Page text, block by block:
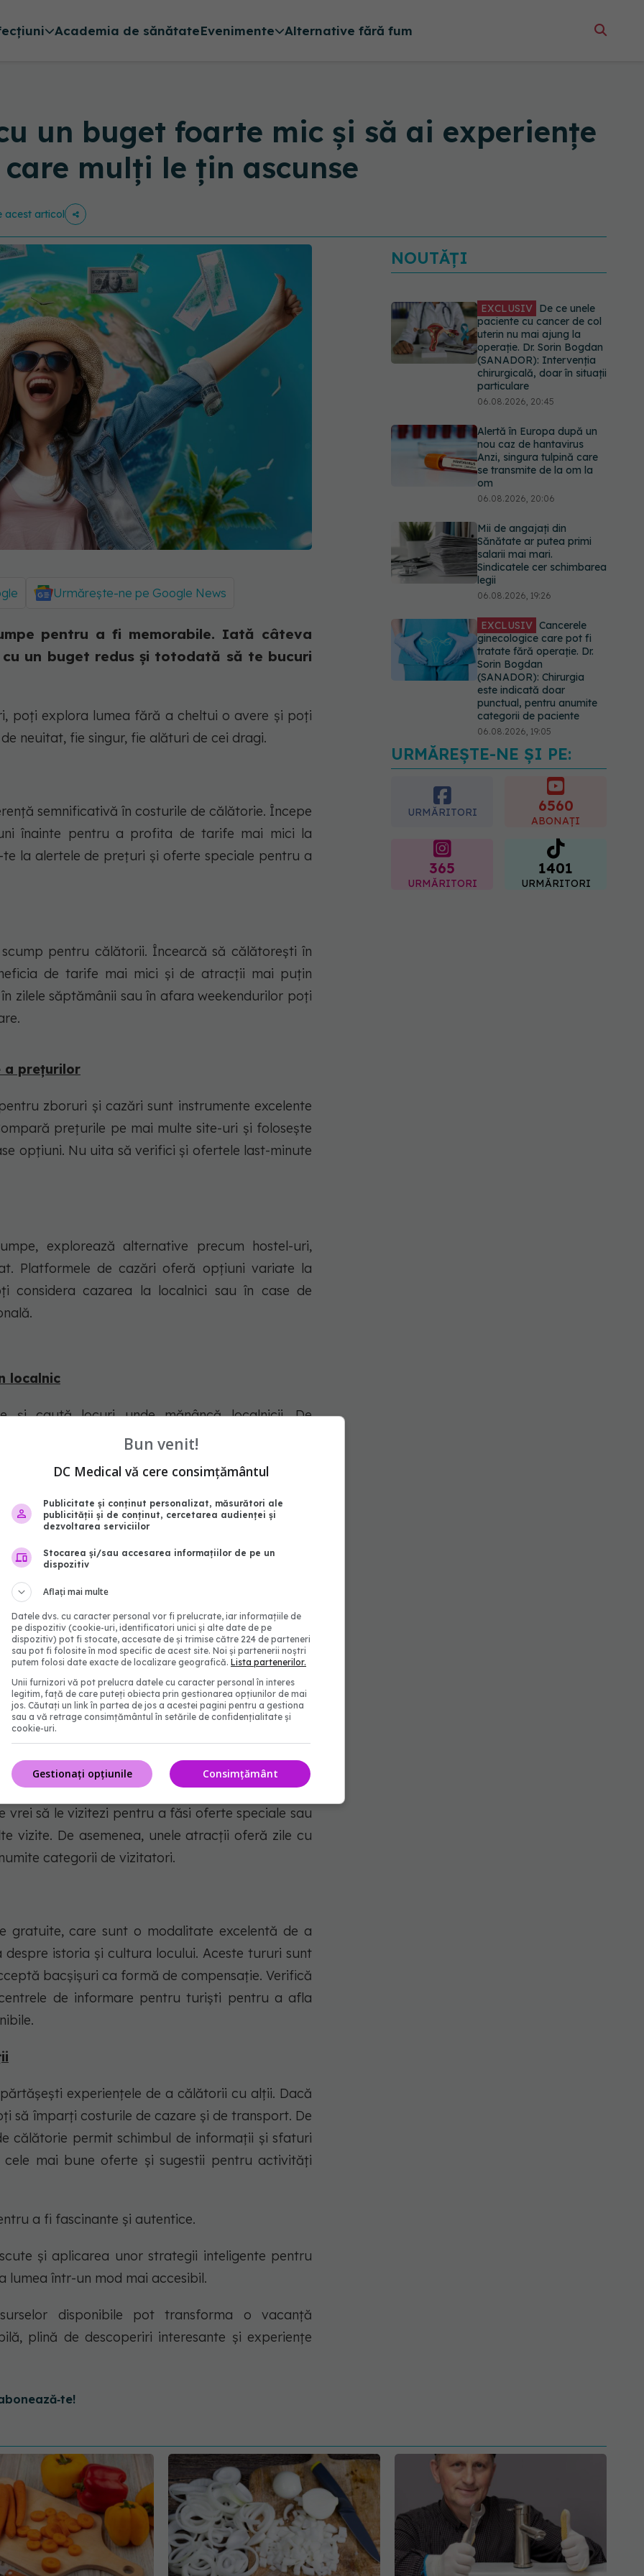
Academia de sănătateEvenimente Alternative fără fum
un buget foarte mic și să ai experiențe
mulți le țin ascunse
acest articol
Urmărește-ne pe Google News
pentru a fi memorabile. Iată câteva
un buget redus și totodată să te bucuri
poți explora lumea fără a cheltui o avere și poți
neuitat, fie singur, fie alături de cei dragi.
semnificativă în costurile de călătorie. Începe
înainte pentru a profita de tarife mai mici la
la alertele de prețuri și oferte speciale pentru a
pentru călătorii. Încearcă să călătorești în
de tarife mai mici și de atracții mai puțin
zilele săptămânii sau în afara weekendurilor poți
a prețurilor
zboruri și cazări sunt instrumente excelente
prețurile pe mai multe site-uri și folosește
opțiuni. Nu uita să verifici și ofertele last-minute
explorează alternative precum hostel-uri,
Platformele de cazări oferă opțiuni variate la
considera cazarea la localnici sau în case de
localnic
și caută locuri unde mănâncă localnicii. De
localnic, dacă există astfel de posibilități. Piețele
mici sunt adesea mai ieftine și oferă preparate
pentru street food care sunt nu doar ieftine, dar
auto, folosește transportul public local.
sau chiar metrou care sunt mult mai
De asemenea, verifică dacă există opțiuni de
oferă reduceri sau bilete combinate pentru
în avans
achiziționezi biletele online în avans. Verifică
să le vizitezi pentru a făsi oferte speciale sau
vizite. De asemenea, unele atracții oferă zile cu
categorii de vizitatori.
gratuite, care sunt o modalitate excelentă de a
istoria și cultura locului. Aceste tururi sunt
bacșișuri ca formă de compensație. Verifică
de informare pentru turiști pentru a afla
experiențele de a călătorii cu alții. Dacă
să împarți costurile de cazare și de transport. De
călătorie permit schimbul de informații și sfaturi
mai bune oferte și sugestii pentru activități
a fi fascinante și autentice.
și aplicarea unor strategii inteligente pentru
lumea într-un mod mai accesibil.
disponibile pot transforma o vacanță
plină de descoperiri interesante și experiențe
NOUTĂȚI
EXCLUSIV De ce unele
paciente cu cancer de col
uterin nu mai ajung la
operație. Dr. Sorin Bogdan
(SANADOR): Intervenția
chirurgicală, doar în situații
particulare
06.08.2026, 20:45
Alertă în Europa după un
nou caz de hantavirus
Anzi, singura tulpină care
se transmite de la om la
om
06.08.2026, 20:06
Mii de angajați din
Sănătate ar putea primi
salarii mai mari.
Sindicatele cer schimbarea
legii
06.08.2026, 19:26
EXCLUSIV Cancerele
ginecologice care pot fi
tratate fără operație. Dr.
Sorin Bogdan
(SANADOR): Chirurgia
este indicată doar
punctual, pentru anumite
categorii de paciente
06.08.2026, 19:05
EXCLUSIV Brahiterapie
vs radioterapie externă în
cancerul ginecologic. Dr.
Sorin Bogdan (SANADOR)
explică diferența și cum
acționează tratamentul
URMĂREȘTE-NE ȘI PE:
URMĂRITORI 6560
ABONAȚI
365
URMĂRITORI
1401
URMĂRITORI
Bun venit!
DC Medical vă cere consimțământul
Publicitate și conținut personalizat, măsurători ale
publicității și de conținut, cercetarea audienței și
dezvoltarea serviciilor
Stocarea și/sau accesarea informațiilor de pe un
dispozitiv
Aflați mai multe
Datele dvs. cu caracter personal vor fi prelucrate, iar informațiile de
pe dispozitiv (cookie-uri, identificatori unici și alte date de pe
dispozitiv) pot fi stocate, accesate de și trimise către 224 de parteneri
sau pot fi folosite în mod specific de acest site. Noi și partenerii noștri
putem folosi date exacte de localizare geografică. Lista partenerilor.
Unii furnizori vă pot prelucra datele cu caracter personal în interes
legitim, față de care puteți obiecta prin gestionarea opțiunilor de mai
jos. Căutați un link în partea de jos a acestei pagini pentru a gestiona
sau a vă retrage consimțământul în setările de confidențialitate și
cookie-uri.
Consimțământ
Gestionați opțiunile